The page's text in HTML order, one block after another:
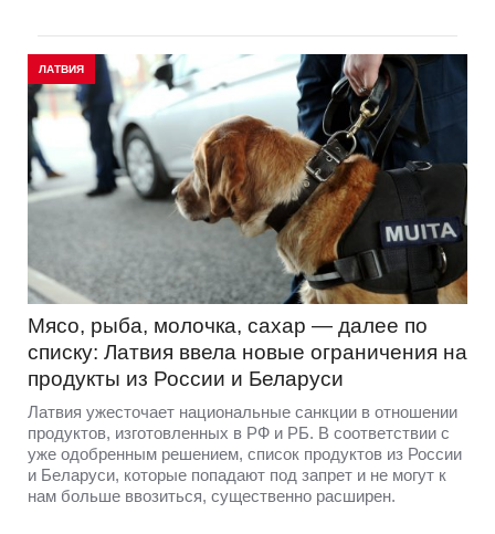
ЛАТВИЯ
Мясо, рыба, молочка, сахар — далее по
списку: Латвия ввела новые ограничения на
продукты из России и Беларуси
Латвия ужесточает национальные санкции в отношении
продуктов, изготовленных в РФ и РБ. В соответствии с
уже одобренным решением, список продуктов из России
и Беларуси, которые попадают под запрет и не могут к
нам больше ввозиться, существенно расширен.